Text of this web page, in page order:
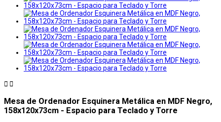
 
Mesa de Ordenador Esquinera Metálica en MDF Negro,
158x120x73cm - Espacio para Teclado y Torre